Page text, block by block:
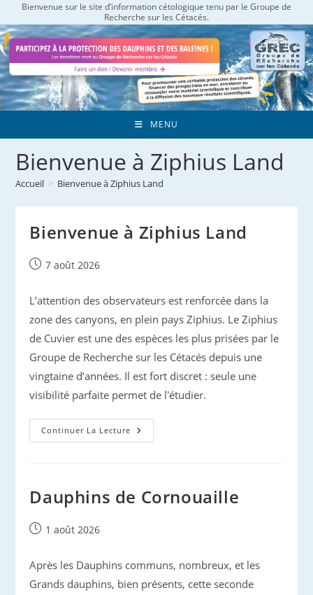
to
content
Bienvenue sur le site d’information cétologique tenu par le Groupe de
Recherche sur les Cétacés.
MENU
Bienvenue à Ziphius Land
Accueil > Bienvenue à Ziphius Land
Bienvenue à Ziphius Land
Publication
7 août 2026
L’attention des observateurs est renforcée dans la
zone des canyons, en plein pays Ziphius. Le Ziphius
de Cuvier est une des espèces les plus prisées par le
Groupe de Recherche sur les Cétacés depuis une
vingtaine d’années. Il est fort discret : seule une
visibilité parfaite permet de l'étudier.
Continuer La Lecture Bienvenue
À
Dauphins de Cornouaille
Publication
1 août 2026
Après les Dauphins communs, nombreux, et les
Grands dauphins, bien présents, cette seconde